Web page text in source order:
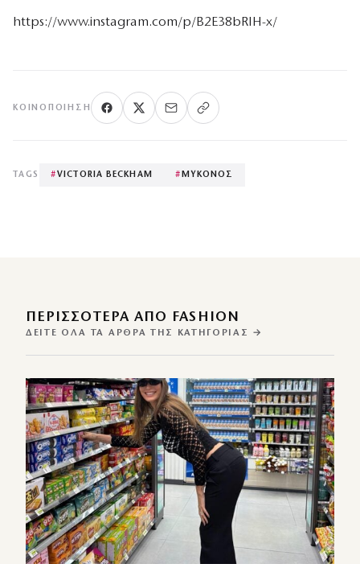
https://www.instagram.com/p/B2E38bRIH-x/
ΚΟΙΝΟΠΟΊΗΣΗ
TAGS #VICTORIA BECKHAM #ΜΥΚΟΝΟΣ
ΠΕΡΙΣΣΌΤΕΡΑ ΑΠΌ FASHION
ΔΕΊΤΕ ΌΛΑ ΤΑ ΆΡΘΡΑ ΤΗΣ ΚΑΤΗΓΟΡΊΑΣ →